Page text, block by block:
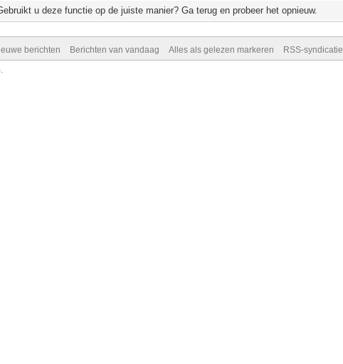
u deze functie op de juiste manier? Ga terug en probeer het opnieuw.
berichten Berichten van vandaag Alles als gelezen markeren RSS-syndicatie
.